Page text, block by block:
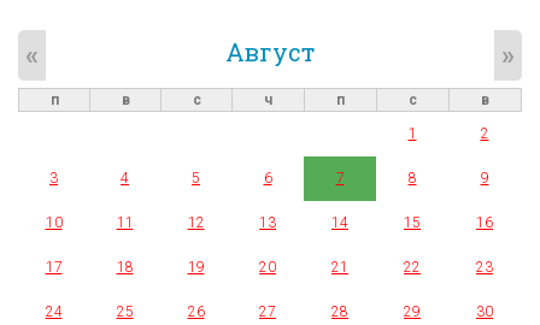
Август
« »
п в с ч п с
в
1
2
3 4 5 6 7 8 9
10 11 12 13 14 15 16
17 18 19 20 21 22 23
24 25 26 27 28 29 30